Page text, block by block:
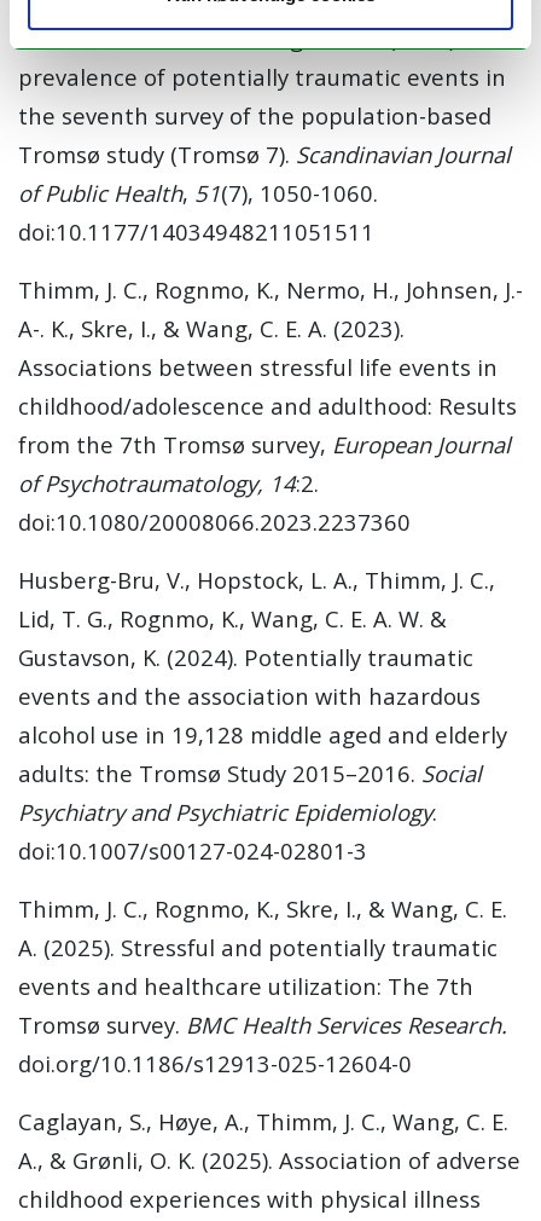
Næss, E. T., Skre, I. & Wang, C. E. A. (2023). The
prevalence of potentially traumatic events in
the seventh survey of the population-based
Tromsø study (Tromsø 7). Scandinavian Journal
of Public Health, 51(7), 1050-1060.
doi:10.1177/14034948211051511
Thimm, J. C., Rognmo, K., Nermo, H., Johnsen, J.-
A-. K., Skre, I., & Wang, C. E. A. (2023).
Associations between stressful life events in
childhood/adolescence and adulthood: Results
from the 7th Tromsø survey, European Journal
of Psychotraumatology, 14:2.
doi:10.1080/20008066.2023.2237360
Husberg-Bru, V., Hopstock, L. A., Thimm, J. C.,
Lid, T. G., Rognmo, K., Wang, C. E. A. W. &
Gustavson, K. (2024). Potentially traumatic
events and the association with hazardous
alcohol use in 19,128 middle aged and elderly
adults: the Tromsø Study 2015–2016. Social
Psychiatry and Psychiatric Epidemiology.
doi:10.1007/s00127-024-02801-3
Thimm, J. C., Rognmo, K., Skre, I., & Wang, C. E.
A. (2025). Stressful and potentially traumatic
events and healthcare utilization: The 7th
Tromsø survey. BMC Health Services Research.
doi.org/10.1186/s12913-025-12604-0
Caglayan, S., Høye, A., Thimm, J. C., Wang, C. E.
A., & Grønli, O. K. (2025). Association of adverse
childhood experiences with physical illness